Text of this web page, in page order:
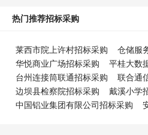
热门推荐招标采购
莱西市院上许村招标采购 仓储服
华悦商业广场招标采购
平桂大数
台州连接筒联通招标采购
联合通
边坝县检察院招标采购
戴溪小学
中国铝业集团有限公司招标采购